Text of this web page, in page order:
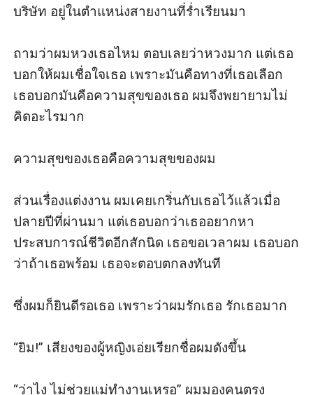
บริษัท อยู่ในตำแหน่งสายงานที่ร่ำเรียนมา
ถามว่าผมหวงเธอไหม ตอบเลยว่าหวงมาก แต่เธอ
บอกให้ผมเชื่อใจเธอ เพราะมันคือทางที่เธอเลือก
เธอบอกมันคือความสุขของเธอ ผมจึงพยายามไม่
คิดอะไรมาก
ความสุขของเธอคือความสุขของผม
ส่วนเรื่องแต่งงาน ผมเคยเกริ่นกับเธอไว้แล้วเมื่อ
ปลายปีที่ผ่านมา แต่เธอบอกว่าเธออยากหา
ประสบการณ์ชีวิตอีกสักนิด เธอขอเวลาผม เธอบอก
ว่าถ้าเธอพร้อม เธอจะตอบตกลงทันที
ซึ่งผมก็ยินดีรอเธอ เพราะว่าผมรักเธอ รักเธอมาก
“ยิม!” เสียงของผู้หญิงเอ่ยเรียกชื่อผมดังขึ้น
“ว่าไง ไม่ช่วยแม่ทำงานเหรอ” ผมมองคนตรง